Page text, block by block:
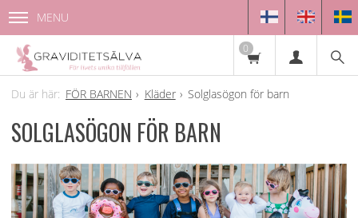
MENU
0
FÖR BARNEN Kläder Solglasögon för barn
SOLGLASÖGON FÖR BARN